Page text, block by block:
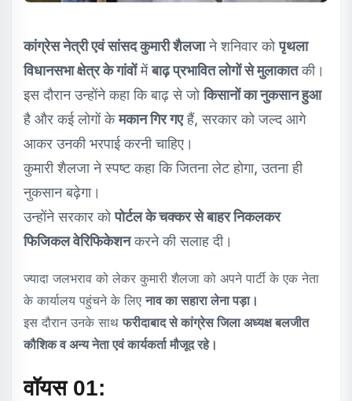
कांग्रेस नेत्री एवं सांसद कुमारी शैलजाने शनिवार कोपृथला
विधानसभा क्षेत्र के गांवोंमेंबाढ़ प्रभावित लोगों से मुलाकातकी।
इस दौरान उन्होंने कहा कि बाढ़ से जोकिसानों का नुकसान हुआ
है और कई लोगों केमकान गिर गएहैं, सरकार को जल्द आगे
आकर उनकी भरपाई करनी चाहिए।
कुमारी शैलजा ने स्पष्ट कहा कि जितना लेट होगा, उतना ही
नुकसान बढ़ेगा।
उन्होंने सरकार कोपोर्टल के चक्कर से बाहर निकलकर
फिजिकल वेरिफिकेशनकरने की सलाह दी।
ज्यादा जलभराव को लेकर कुमारी शैलजा को अपने पार्टी के एक नेता
के कार्यालय पहुंचने के लिएनाव का सहारा लेना पड़ा।
इस दौरान उनके साथफरीदाबाद से कांग्रेस जिला अध्यक्ष बलजीत
कौशिक व अन्य नेता एवं कार्यकर्ता मौजूद रहे।
वॉयस 01: